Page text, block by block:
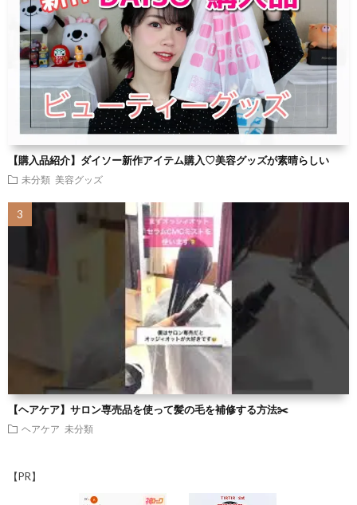
【購入品紹介】ダイソー新作アイテム購入♡美容グッズが素晴らしい
未分類 美容グッズ
【ヘアケア】サロン専売品を使って髪の毛を補修する方法✂️
ヘアケア 未分類
【PR】